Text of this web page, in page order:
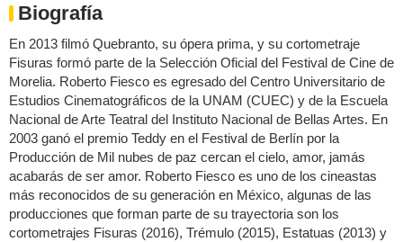
Biografía
En 2013 filmó Quebranto, su ópera prima, y su cortometraje
Fisuras formó parte de la Selección Oficial del Festival de Cine de
Morelia. Roberto Fiesco es egresado del Centro Universitario de
Estudios Cinematográficos de la UNAM (CUEC) y de la Escuela
Nacional de Arte Teatral del Instituto Nacional de Bellas Artes. En
2003 ganó el premio Teddy en el Festival de Berlín por la
Producción de Mil nubes de paz cercan el cielo, amor, jamás
acabarás de ser amor. Roberto Fiesco es uno de los cineastas
más reconocidos de su generación en México, algunas de las
producciones que forman parte de su trayectoria son los
cortometrajes Fisuras (2016), Trémulo (2015), Estatuas (2013) y